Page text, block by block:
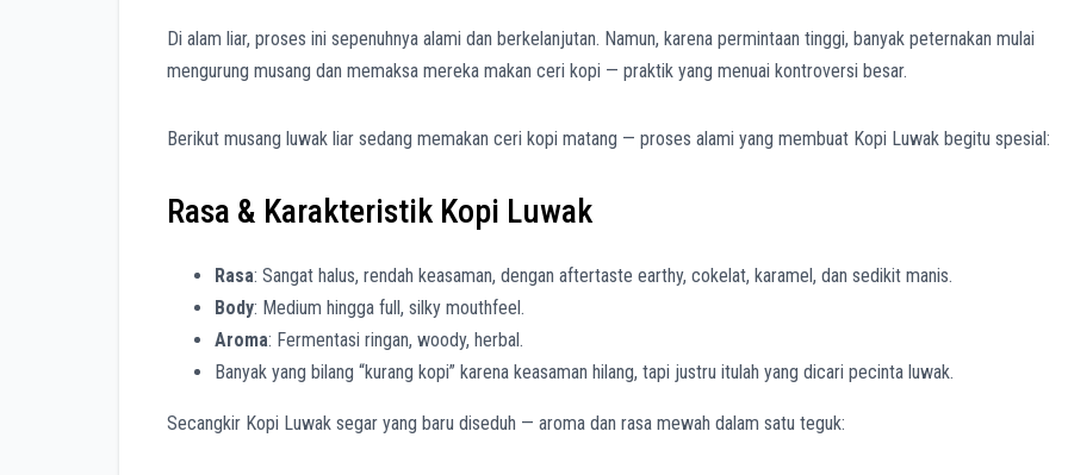
Di alam liar, proses ini sepenuhnya alami dan berkelanjutan. Namun, karena permintaan tinggi, banyak peternakan mulai
mengurung musang dan memaksa mereka makan ceri kopi — praktik yang menuai kontroversi besar.
Berikut musang luwak liar sedang memakan ceri kopi matang — proses alami yang membuat Kopi Luwak begitu spesial:
Rasa & Karakteristik Kopi Luwak
Rasa: Sangat halus, rendah keasaman, dengan aftertaste earthy, cokelat, karamel, dan sedikit manis.
Body: Medium hingga full, silky mouthfeel.
Aroma: Fermentasi ringan, woody, herbal.
Banyak yang bilang “kurang kopi” karena keasaman hilang, tapi justru itulah yang dicari pecinta luwak.
Secangkir Kopi Luwak segar yang baru diseduh — aroma dan rasa mewah dalam satu teguk: